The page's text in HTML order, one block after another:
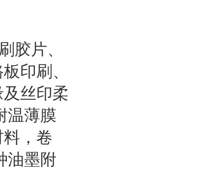
胶片、
印刷、
及丝印柔
温薄膜
，卷
油墨附